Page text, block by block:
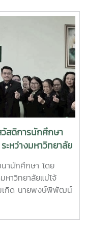
น” อันเป็นคติพจน์
นการนี้ได้มีการมอบ
ทุนการศึกษา
ย” ซึ่งเป็นทุนการ
บาท เป็นเงินจำนวน
ยแม่โจ้ /อธิการบดี /
กษา ดังนี้ 1. นายศุภ
สตร์ คณะผลิตกรรม
ง ชั้นปีที่ 4 สาขาวิชา
ทิตย์ ลุงจอง ชั้นปีที่
การศึกษา “ชีวิตจิตใจ
อบ: ชมรมจักรยาน
เสริมศิลปวัฒนธรรม
ษาดังนี้ 1. นายจริ
ลังงาน วิชาเอก
ชไร่ คณะผลิตกรรม
วัสดิการนักศึกษา
ะหว่างมหาวิทยาลัย
านักศึกษา โดย
หาวิทยาลัยแม่โจ้
เกิด นายพงษ์พิพัฒน์
รับ อ.ดร.มานพ ชาชิ